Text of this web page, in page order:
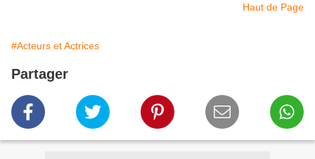
Haut de Page
#Acteurs et Actrices
Partager